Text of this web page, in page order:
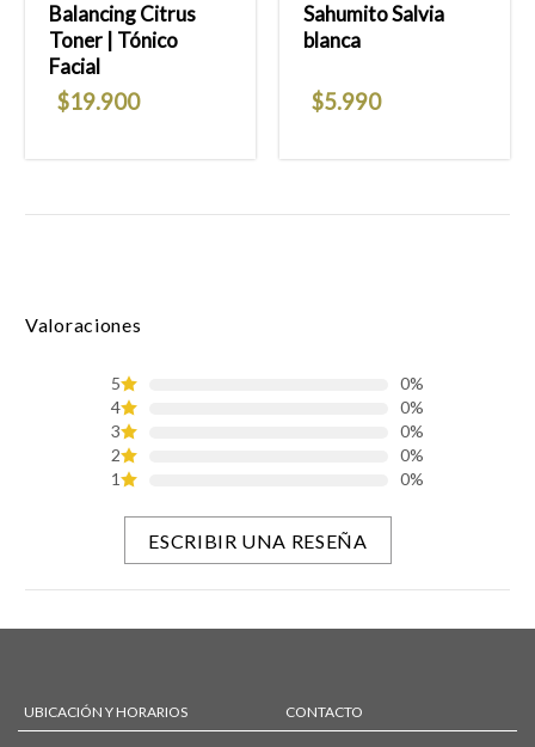
Balancing Citrus
Toner | Tónico
Facial
$19.900
Sahumito Salvia
blanca
$5.990
Valoraciones
5
0%
4
0%
3
0%
2
0%
1
0%
ESCRIBIR UNA RESEÑA
UBICACIÓN Y HORARIOS CONTACTO